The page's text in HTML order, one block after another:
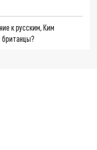
к русским, Ким
британцы?